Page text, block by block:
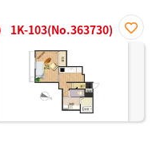
1K-103(No.363730)
お気